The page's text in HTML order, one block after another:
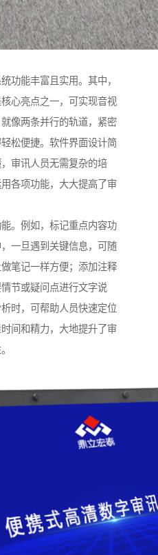
功能丰富且实用。其中，
心亮点之一，可实现音视
像两条并行的轨道，紧密
松便捷。软件界面设计简
审讯人员无需复杂的培
各项功能，大大提高了审
。例如，标记重点内容功
一旦遇到关键信息，可随
笔记一样方便；添加注释
节或疑问点进行文字说
时，可帮助人员快速定位
间和精力，大地提升了审